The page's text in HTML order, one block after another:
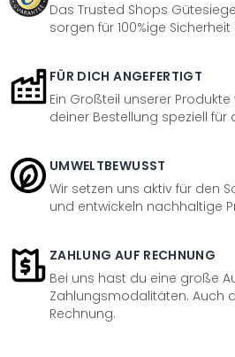
Das Trusted Shops
sorgen für 100%ige
FÜR DICH ANGEFERTIGT
Ein Großteil unserer
deiner Bestellung speziell für
UMWELTBEWUSST
Wir setzen uns aktiv für den
und entwickeln nachhaltige
ZAHLUNG AUF RECHNUNG
Bei uns hast du eine große
Zahlungsmodalitäten. Auch
Rechnung.